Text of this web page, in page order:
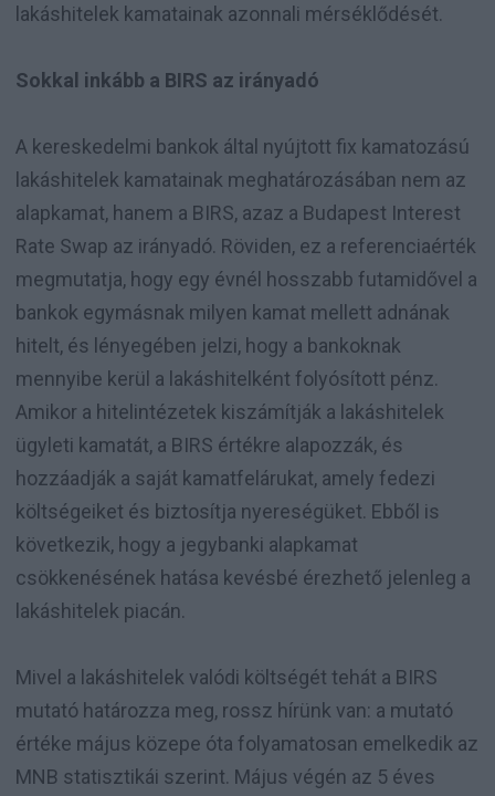
lakáshitelek kamatainak azonnali mérséklődését.
Sokkal inkább a BIRS az irányadó
A kereskedelmi bankok által nyújtott fix kamatozású
lakáshitelek kamatainak meghatározásában nem az
alapkamat, hanem a BIRS, azaz a Budapest Interest
Rate Swap az irányadó. Röviden, ez a referenciaérték
megmutatja, hogy egy évnél hosszabb futamidővel a
bankok egymásnak milyen kamat mellett adnának
hitelt, és lényegében jelzi, hogy a bankoknak
mennyibe kerül a lakáshitelként folyósított pénz.
Amikor a hitelintézetek kiszámítják a lakáshitelek
ügyleti kamatát, a BIRS értékre alapozzák, és
hozzáadják a saját kamatfelárukat, amely fedezi
költségeiket és biztosítja nyereségüket. Ebből is
következik, hogy a jegybanki alapkamat
csökkenésének hatása kevésbé érezhető jelenleg a
lakáshitelek piacán.
Mivel a lakáshitelek valódi költségét tehát a BIRS
mutató határozza meg, rossz hírünk van: a mutató
értéke május közepe óta folyamatosan emelkedik az
MNB statisztikái szerint. Május végén az 5 éves